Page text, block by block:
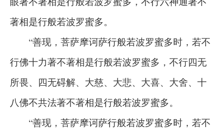
著相是行般若波罗蜜多。
“善现，菩萨摩诃萨行般若波罗蜜多时，若不
行佛十力著不著相是行般若波罗蜜多，不行四无
所畏、四无碍解、大慈、大悲、大喜、大舍、十
八佛不共法著不著相是行般若波罗蜜多。
“善现，菩萨摩诃萨行般若波罗蜜多时，若不